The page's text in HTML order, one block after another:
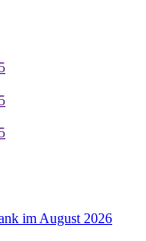
im August 2026